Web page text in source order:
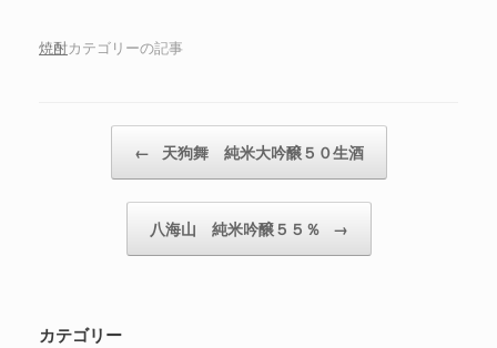
焼酎カテゴリーの記事
← 天狗舞 純米大吟醸５０生酒
八海山 純米吟醸５５％ →
カテゴリー